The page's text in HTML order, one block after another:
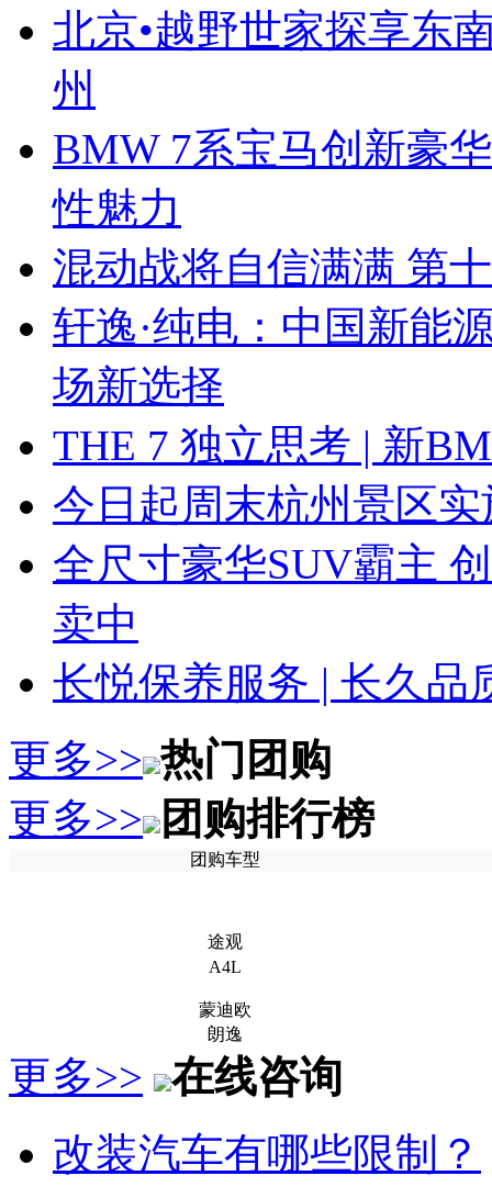
北京•越野世家探享东
州
BMW 7系宝马创新豪
性魅力
混动战将自信满满 第
轩逸·纯电：中国新能
场新选择
THE 7 独立思考 | 新
今日起周末杭州景区
全尺寸豪华SUV霸主
卖中
长悦保养服务 | 长久品
更多>> 热门团购
更多>> 团购排行榜
团购车型
途观
A4L
蒙迪欧
朗逸
更多>>
在线咨询
改装汽车有哪些限制？